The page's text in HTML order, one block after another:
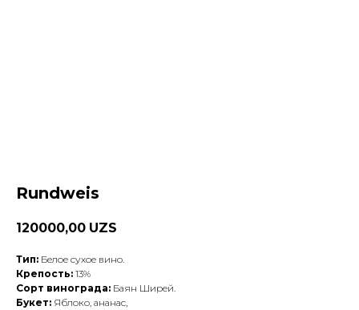
Rundweis
120000,00 UZS
Тип: Белое сухое вино.
Крепость: 13%
Сорт винограда: Баян Ширей.
Букет: Яблоко, ананас,